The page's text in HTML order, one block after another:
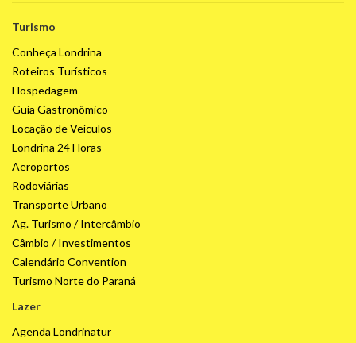
Turismo
Conheça Londrina
Roteiros Turísticos
Hospedagem
Guia Gastronômico
Locação de Veículos
Londrina 24 Horas
Aeroportos
Rodoviárias
Transporte Urbano
Ag. Turismo / Intercâmbio
Câmbio / Investimentos
Calendário Convention
Turismo Norte do Paraná
Lazer
Agenda Londrinatur